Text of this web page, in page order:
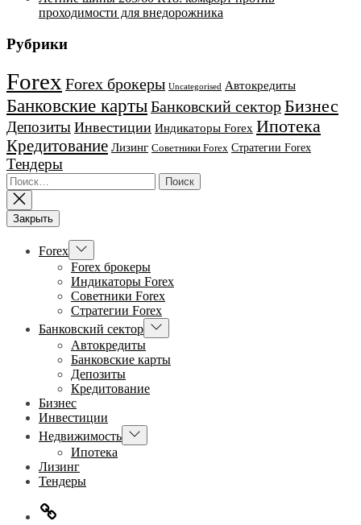
проходимости для внедорожника
Рубрики
Forex Forex брокеры Uncategorised Автокредиты
Банковские картыБанковский секторБизнес
Депозиты Инвестиции Индикаторы Forex Ипотека
Кредитование Лизинг Советники Forex Стратегии Forex
Тендеры
Найти:
Закрыть
Forex Показывать
подменю
Forex брокеры
Индикаторы Forex
Советники Forex
Стратегии Forex
Банковский сектор Показывать
подменю
Автокредиты
Банковские карты
Депозиты
Кредитование
Бизнес
Инвестиции
Недвижимость Показывать
подменю
Ипотека
Лизинг
Тендеры
Главная